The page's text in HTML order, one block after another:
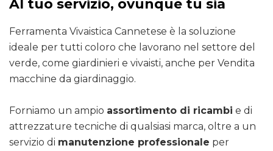
Al tuo servizio, ovunque tu sia
Ferramenta Vivaistica Cannetese è la soluzione
ideale per tutti coloro che lavorano nel settore del
verde, come giardinieri e vivaisti, anche per Vendita
macchine da giardinaggio.
Forniamo un ampio assortimento di ricambi e di
attrezzature tecniche di qualsiasi marca, oltre a un
servizio di manutenzione professionale per